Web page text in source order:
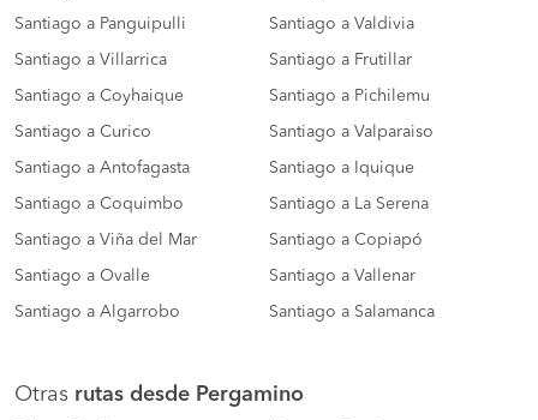
Santiago a Panguipulli Santiago a Valdivia
Santiago a Villarrica Santiago a Frutillar
Santiago a Coyhaique Santiago a Pichilemu
Santiago a Curico Santiago a Valparaiso
Santiago a Antofagasta Santiago a Iquique
Santiago a Coquimbo Santiago a La Serena
Santiago a Viña del Mar Santiago a Copiapó
Santiago a Ovalle Santiago a Vallenar
Santiago a Algarrobo Santiago a Salamanca
Otras rutas desde Pergamino